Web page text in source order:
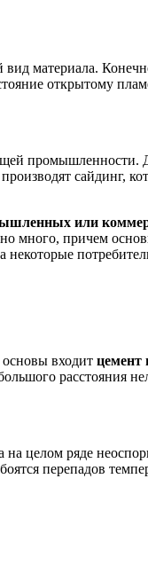
материала.
открытому
промышленности.
сайдинг,
или
много, причем
входит цемент
расстояния
целом ряде
перепадов